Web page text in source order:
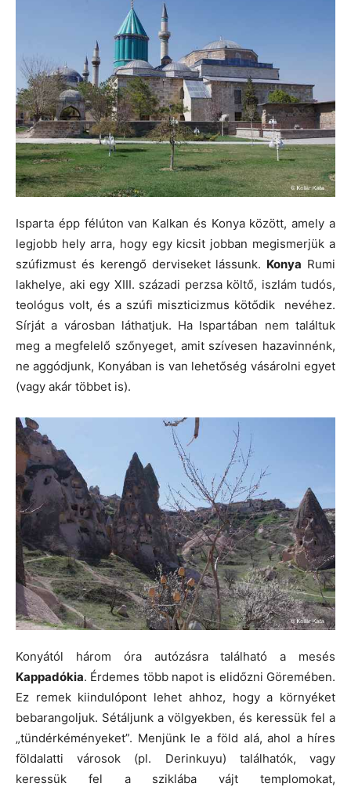
Isparta épp félúton van Kalkan és Konya között, amely a
legjobb hely arra, hogy egy kicsit jobban megismerjük a
szúfizmust és kerengő derviseket lássunk. Konya Rumi
lakhelye, aki egy XIII. századi perzsa költő, iszlám tudós,
teológus volt, és a szúfi miszticizmus kötődik nevéhez.
Sírját a városban láthatjuk. Ha Ispartában nem találtuk
meg a megfelelő szőnyeget, amit szívesen hazavinnénk,
ne aggódjunk, Konyában is van lehetőség vásárolni egyet
(vagy akár többet is).
Konyától három óra autózásra található a mesés
Kappadókia. Érdemes több napot is elidőzni Göremében.
Ez remek kiindulópont lehet ahhoz, hogy a környéket
bebarangoljuk. Sétáljunk a völgyekben, és keressük fel a
„tündérkéményeket”. Menjünk le a föld alá, ahol a híres
földalatti városok (pl. Derinkuyu) találhatók, vagy
keressük fel a sziklába vájt templomokat,